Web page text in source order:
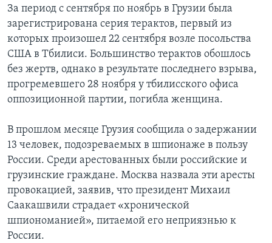
За период с сентября по ноябрь в Грузии была
зарегистрирована серия терактов, первый из
которых произошел 22 сентября возле посольства
США в Тбилиси. Большинство терактов обошлось
без жертв, однако в результате последнего взрыва,
прогремевшего 28 ноября у тбилисского офиса
оппозиционной партии, погибла женщина.
В прошлом месяце Грузия сообщила о задержании
13 человек, подозреваемых в шпионаже в пользу
России. Среди арестованных были российские и
грузинские граждане. Москва назвала эти аресты
провокацией, заявив, что президент Михаил
Саакашвили страдает «хронической
шпиономанией», питаемой его неприязнью к
России.